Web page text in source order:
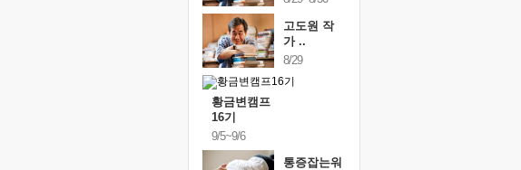
고도원 작
가 ..
8/29
황금변캠프
16기
9/5~9/6
통증잡는워